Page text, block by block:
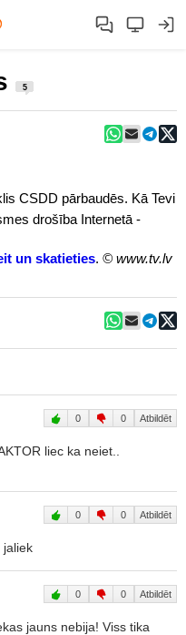
5
CSDD pārbaudēs. Kā Tevi
drošība Internetā -
un skatieties. © www.tv.lv
0 0 Atbildēt
liec ka neiet..
0 0 Atbildēt
jaliek
0 0 Atbildēt
jauns nebija! Viss tika